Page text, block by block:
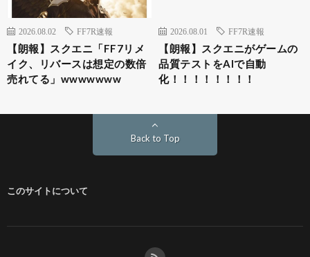
2026.08.02 FF7R速報
【朗報】スクエニ「FF7リメ
イク、リバースは想定の数倍
売れてる」wwwwwww
2026.08.01 FF7R速報
【朗報】スクエニがゲームの
品質テストをAIで自動
化！！！！！！！！
Back to Top
このサイトについて